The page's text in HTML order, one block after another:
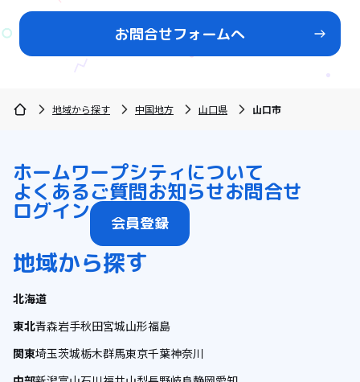
お問合せフォームへ
地域から探す 中国地方 山口県 山口市
ホームワープシティについて
よくあるご質問お知らせお問合せ
ログイン 会員登録
地域から探す
北海道
東北青森岩手秋田宮城山形福島
関東埼玉茨城栃木群馬東京千葉神奈川